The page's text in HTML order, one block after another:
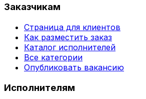
Заказчикам
Страница для клиентов
Как разместить заказ
Каталог исполнителей
Все категории
Опубликовать вакансию
Исполнителям